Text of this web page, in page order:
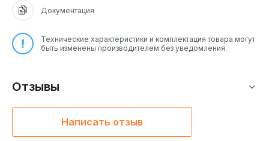
Документация
Технические характеристики и комплектация товара могут
быть изменены производителем без уведомления.
Отзывы
Написать отзыв